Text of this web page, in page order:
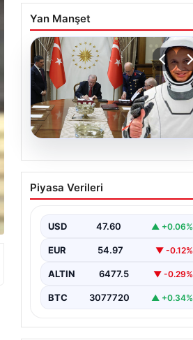
Yan Manşet
05.08.2026
Yüksek Askeri Şura
(YAŞ) kararları açıklandı,
etti
Piyasa Verileri
USD 47.60 ▲ +0.06%
EUR 54.97 ▼ -0.12%
ALTIN 6477.5 ▼ -0.29%
BTC 3077720 ▲ +0.34%